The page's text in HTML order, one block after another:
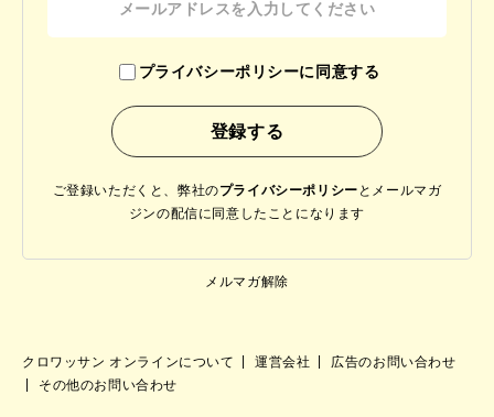
プライバシーポリシーに同意する
ご登録いただくと、弊社のプライバシーポリシー と メールマガ
ジンの配信に同意したことになります
メルマガ解除
クロワッサン オンラインについて 運営会社
広告のお問い合わせ
その他のお問い合わせ